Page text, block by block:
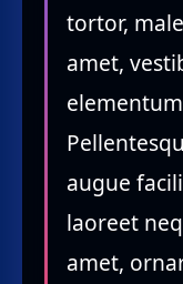
tortor,
amet,
augue
laoreet
amet,